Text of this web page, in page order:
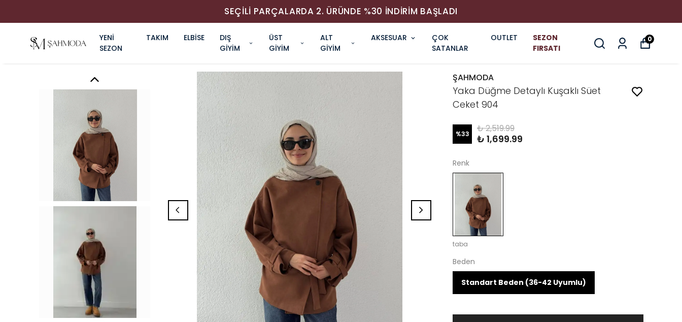
SEÇİLİ PARÇALARDA 2. ÜRÜNDE %30 İNDİRİM BAŞLADI
YENİ
SEZON
TAKIM ELBİSE
DIŞ
GİYİM
ÜST
GİYİM
ALT
GİYİM
AKSESUAR
ÇOK
SATANLAR
OUTLET
SEZON
FIRSATI
0
ŞAHMODA
Yaka Düğme Detaylı Kuşaklı Süet
Ceket 904
%33 ₺ 2,519.99
₺ 1,699.99
Renk
taba
Beden
Standart Beden (36-42 Uyumlu)